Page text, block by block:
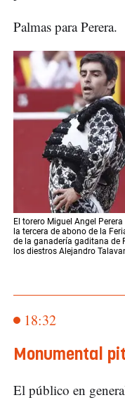
Palmas para Perera.
El torero Miguel Angel
la tercera de abono de la
de la ganadería gaditana de
los diestros Alejandro
18:32
Monumental
El público en